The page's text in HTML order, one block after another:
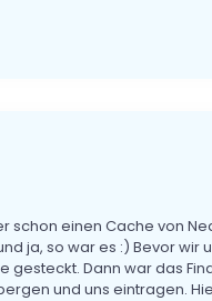
schon einen Cache von
ja, so war es :) Bevor wir
Dann war das
und uns eintragen.